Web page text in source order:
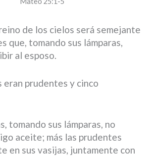
de los cielos será semejante
que, tomando sus lámparas,
al esposo.
eran prudentes y cinco
tomando sus lámparas, no
aceite; más las prudentes
en sus vasijas, juntamente con